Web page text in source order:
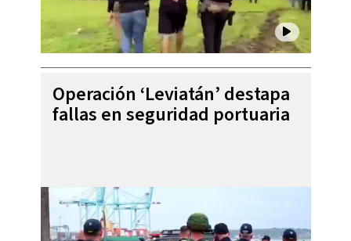
Operación ‘Leviatán’ destapa
fallas en seguridad portuaria